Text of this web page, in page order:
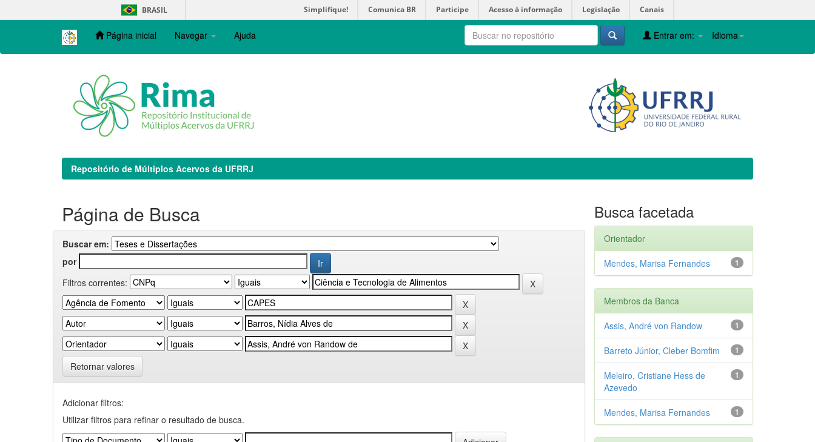
navigation
BRASIL Simplifique! Comunica BR Participe Acesso à informação Legislação Canais
Página inicial Navegar Ajuda Idioma
Entrar em:
Repositório de Múltiplos Acervos da UFRRJ
Página de Busca
Buscar em:
por
Filtros correntes:
Retornar valores
Adicionar filtros:
Utilizar filtros para refinar o resultado de busca.
Busca facetada
Orientador
1
Mendes, Marisa Fernandes
Membros da Banca
1
Assis, André von Randow
1
Barreto Júnior, Cleber Bomfim
1
Meleiro, Cristiane Hess de
Azevedo
1
Mendes, Marisa Fernandes